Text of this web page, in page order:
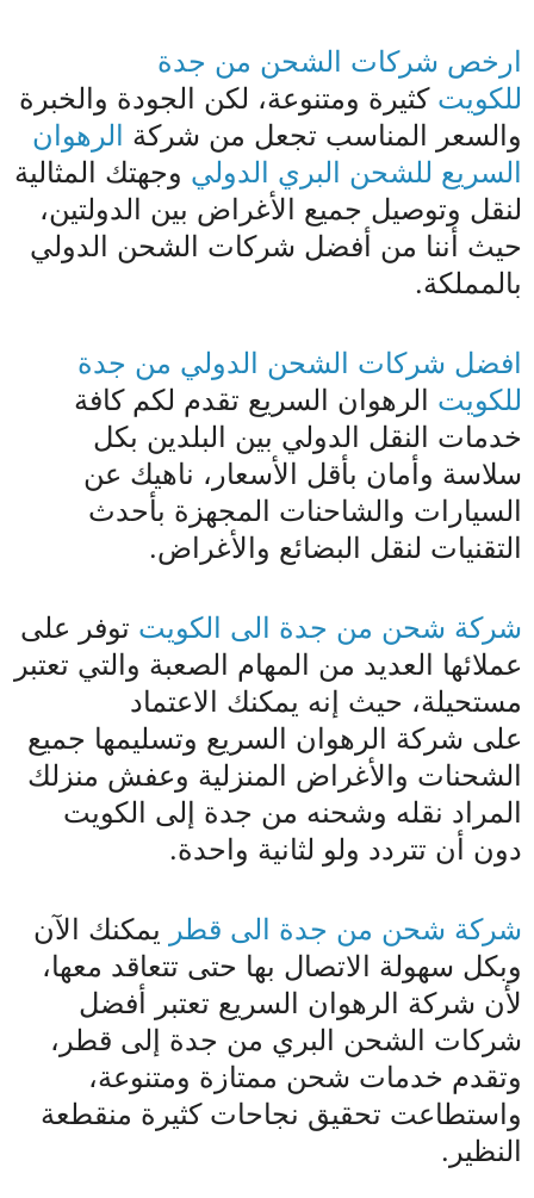
ارخص شركات الشحن من جدة
للكويت كثيرة ومتنوعة، لكن الجودة والخبرة
والسعر المناسب تجعل من شركة الرهوان
السريع للشحن البري الدولي وجهتك المثالية
لنقل وتوصيل جميع الأغراض بين الدولتين،
حيث أننا من أفضل شركات الشحن الدولي
بالمملكة.
افضل شركات الشحن الدولي من جدة
للكويت الرهوان السريع تقدم لكم كافة
خدمات النقل الدولي بين البلدين بكل
سلاسة وأمان بأقل الأسعار، ناهيك عن
السيارات والشاحنات المجهزة بأحدث
التقنيات لنقل البضائع والأغراض.
شركة شحن من جدة الى الكويت توفر على
عملائها العديد من المهام الصعبة والتي تعتبر
مستحيلة، حيث إنه يمكنك الاعتماد
على شركة الرهوان السريع وتسليمها جميع
الشحنات والأغراض المنزلية وعفش منزلك
المراد نقله وشحنه من جدة إلى الكويت
دون أن تتردد ولو لثانية واحدة.
شركة شحن من جدة الى قطر يمكنك الآن
وبكل سهولة الاتصال بها حتى تتعاقد معها،
لأن شركة الرهوان السريع تعتبر أفضل
شركات الشحن البري من جدة إلى قطر،
وتقدم خدمات شحن ممتازة ومتنوعة،
واستطاعت تحقيق نجاحات كثيرة منقطعة
النظير.